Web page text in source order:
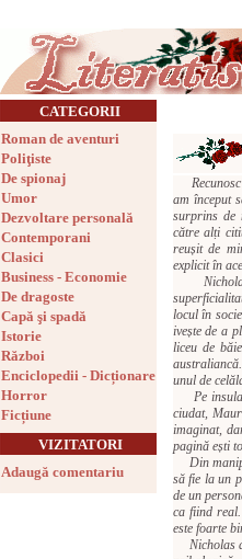
CATEGORII
Roman de aventuri
Poliţiste
De spionaj
Umor
Dezvoltare personală
Contemporani
Clasici
Business - Economie
De dragoste
Capă şi spadă
Istorie
Război
Enciclopedii - Dicționare
Horror
Ficțiune
VIZITATORI
Adaugă comentariu
Recunosc
am început
surprins de
către alți
reușit de
explicit în
Nicholas
locul în
ivește de a
liceu de
unul de
Pe insula
ciudat,
imaginat,
pagină ești
Din
să fie la un
de un
ca fiind
este foarte
Nicholas